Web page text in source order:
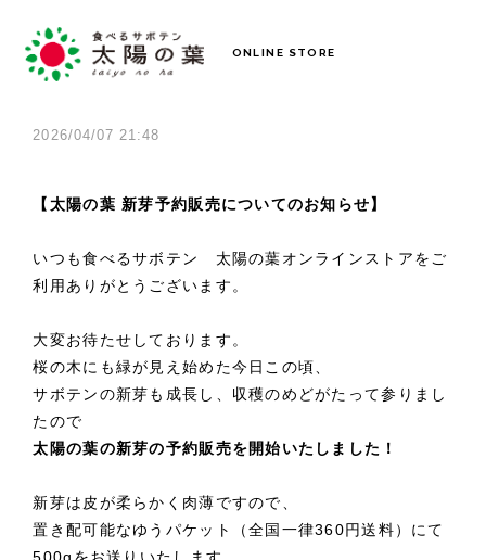
ONLINE STORE
2026/04/07 21:48
【太陽の葉 新芽予約販売についてのお知らせ】
いつも食べるサボテン 太陽の葉オンラインストアをご
利用ありがとうございます。
大変お待たせしております。
桜の木にも緑が見え始めた今日この頃、
サボテンの新芽も成長し、収穫のめどがたって参りまし
たので
太陽の葉の新芽の予約販売を開始いたしました！
新芽は皮が柔らかく肉薄ですので、
置き配可能なゆうパケット（全国一律360円送料）にて